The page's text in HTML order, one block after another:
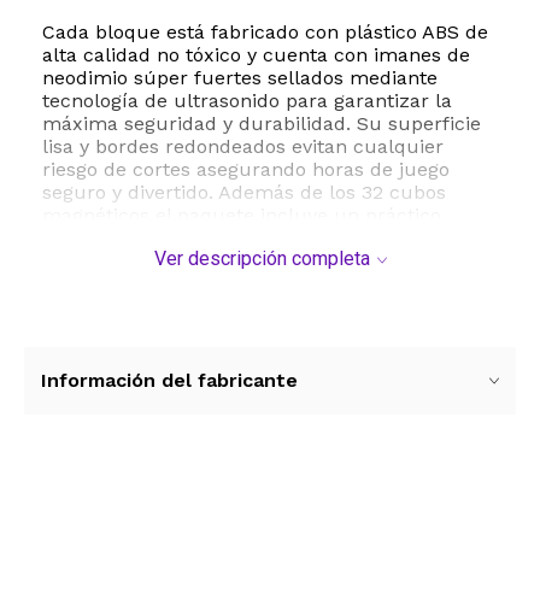
Cada bloque está fabricado con plástico ABS de
alta calidad no tóxico y cuenta con imanes de
neodimio súper fuertes sellados mediante
tecnología de ultrasonido para garantizar la
máxima seguridad y durabilidad. Su superficie
lisa y bordes redondeados evitan cualquier
riesgo de cortes asegurando horas de juego
seguro y divertido. Además de los 32 cubos
creaciones y una bolsa de almacenamiento para
la motricidad fina y el pensamiento lógico
Ver descripción completa
Información del fabricante